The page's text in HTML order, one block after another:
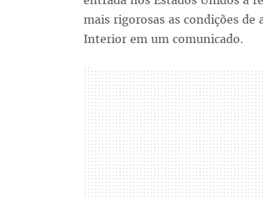
mais rigorosas as condições de
Interior em um comunicado.